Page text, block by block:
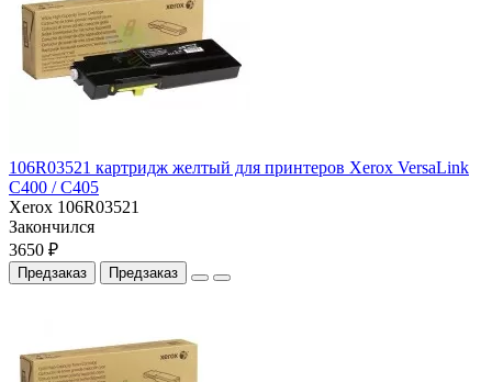
106R03521 картридж желтый для принтеров Xerox VersaLink
C400 / C405
Xerox 106R03521
Закончился
3650 ₽
Предзаказ Предзаказ